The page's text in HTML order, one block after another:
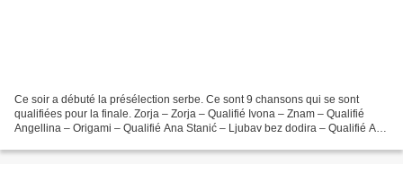
Ce soir a débuté la présélection serbe. Ce sont 9 chansons qui se sont
qualifiées pour la finale. Zorja – Zorja – Qualifié Ivona – Znam – Qualifié
Angellina – Origami – Qualifié Ana Stanić – Ljubav bez dodira – Qualifié Aca